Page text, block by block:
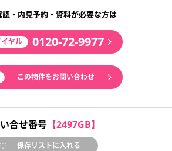
認・内見予約・資料が必要な方は
ヤル 0120-72-9977
この物件をお問い合わせ
合せ番号【2497GB】
保存リストに入れる